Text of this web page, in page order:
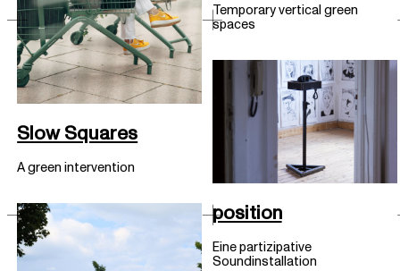
Temporary vertical green
spaces
Slow Squares
A green intervention
position
Eine partizipative
Soundinstallation